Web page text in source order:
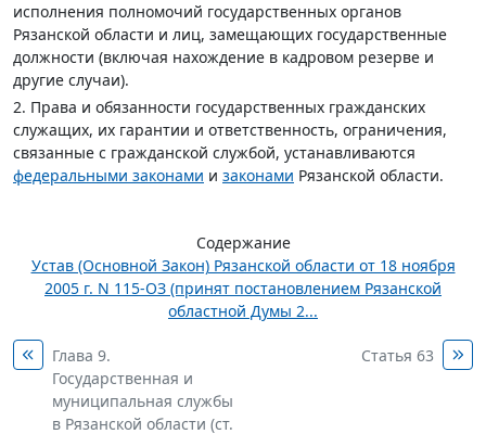
исполнения полномочий государственных органов
Рязанской области и лиц, замещающих государственные
должности (включая нахождение в кадровом резерве и
другие случаи).
2. Права и обязанности государственных гражданских
служащих, их гарантии и ответственность, ограничения,
связанные с гражданской службой, устанавливаются
федеральными законами и законами Рязанской области.
Содержание
Устав (Основной Закон) Рязанской области от 18 ноября
2005 г. N 115-ОЗ (принят постановлением Рязанской
областной Думы 2...
Глава 9.
Государственная и
муниципальная службы
в Рязанской области (ст.
Статья 63